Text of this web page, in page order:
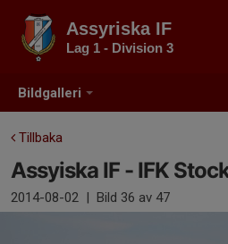
Bildgalleri
Assyriska IF
Lag 1 - Division 3
Tillbaka
Assyiska IF - IFK
2014-08-02 | Bild 36 av 47